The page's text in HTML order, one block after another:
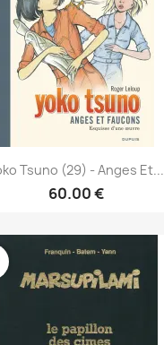
Tsuno (29) - Anges Et...
60.00 €